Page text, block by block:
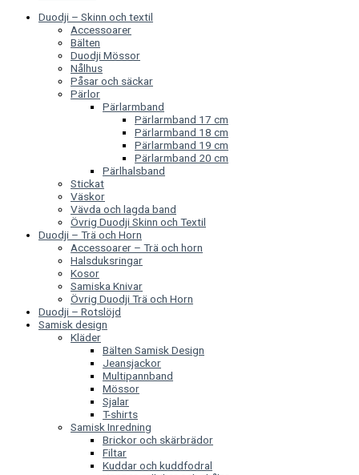
Duodji – Skinn och textil
Accessoarer
Bälten
Duodji Mössor
Nålhus
Påsar och säckar
Pärlor
Pärlarmband
Pärlarmband 17 cm
Pärlarmband 18 cm
Pärlarmband 19 cm
Pärlarmband 20 cm
Pärlhalsband
Stickat
Väskor
Vävda och lagda band
Övrig Duodji Skinn och Textil
Duodji – Trä och Horn
Accessoarer – Trä och horn
Halsduksringar
Kosor
Samiska Knivar
Övrig Duodji Trä och Horn
Duodji – Rotslöjd
Samisk design
Kläder
Bälten Samisk Design
Jeansjackor
Multipannband
Mössor
Sjalar
T-shirts
Samisk Inredning
Brickor och skärbrädor
Filtar
Kuddar och kuddfodral